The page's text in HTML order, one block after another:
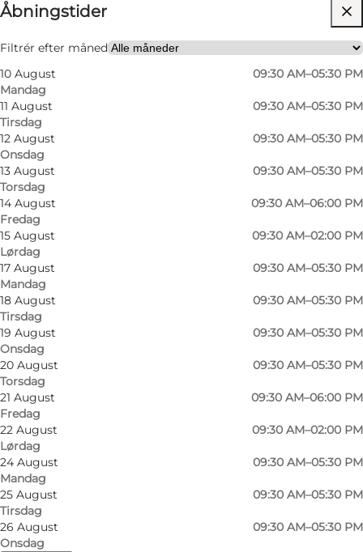
Åbningstider
Filtrér efter måned
10 August
Mandag
09:30 AM–05:30 PM
11 August
Tirsdag
09:30 AM–05:30 PM
12 August
Onsdag
09:30 AM–05:30 PM
13 August
Torsdag
09:30 AM–05:30 PM
14 August
Fredag
09:30 AM–06:00 PM
15 August
Lørdag
09:30 AM–02:00 PM
17 August
Mandag
09:30 AM–05:30 PM
18 August
Tirsdag
09:30 AM–05:30 PM
19 August
Onsdag
09:30 AM–05:30 PM
20 August
Torsdag
09:30 AM–05:30 PM
21 August
Fredag
09:30 AM–06:00 PM
22 August
Lørdag
09:30 AM–02:00 PM
24 August
Mandag
09:30 AM–05:30 PM
25 August
Tirsdag
09:30 AM–05:30 PM
26 August
Onsdag
09:30 AM–05:30 PM
Besøg hjemmeside
Bo Nørgaard
©Silkeborg Kommune
Foto:
©
Det mest naturlige er et naturligt valg
Du er ikke i tvivl, når du træder ind i